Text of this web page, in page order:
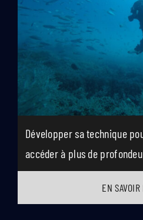
Développer sa technique
accéder à plus de
EN